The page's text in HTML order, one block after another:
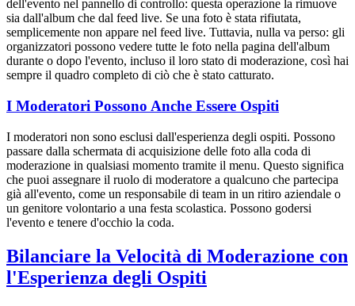
dell'evento nel pannello di controllo: questa operazione la rimuove
sia dall'album che dal feed live. Se una foto è stata rifiutata,
semplicemente non appare nel feed live. Tuttavia, nulla va perso: gli
organizzatori possono vedere tutte le foto nella pagina dell'album
durante o dopo l'evento, incluso il loro stato di moderazione, così hai
sempre il quadro completo di ciò che è stato catturato.
I Moderatori Possono Anche Essere Ospiti
I moderatori non sono esclusi dall'esperienza degli ospiti. Possono
passare dalla schermata di acquisizione delle foto alla coda di
moderazione in qualsiasi momento tramite il menu. Questo significa
che puoi assegnare il ruolo di moderatore a qualcuno che partecipa
già all'evento, come un responsabile di team in un ritiro aziendale o
un genitore volontario a una festa scolastica. Possono godersi
l'evento e tenere d'occhio la coda.
Bilanciare la Velocità di Moderazione con
l'Esperienza degli Ospiti